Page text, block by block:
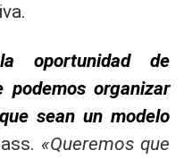
oportunidad de
podemos organizar
sean un modelo
«Queremos que